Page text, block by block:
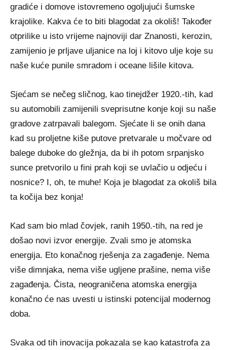
gradiće i domove istovremeno ogoljujući šumske
krajolike. Kakva će to biti blagodat za okoliš! Također
otprilike u isto vrijeme najnoviji dar Znanosti, kerozin,
zamijenio je prljave uljanice na loj i kitovo ulje koje su
naše kuće punile smradom i oceane lišile kitova.
Sjećam se nečeg sličnog, kao tinejdžer 1920.-tih, kad
su automobili zamijenili sveprisutne konje koji su naše
gradove zatrpavali balegom. Sjećate li se onih dana
kad su proljetne kiše putove pretvarale u močvare od
balege duboke do gležnja, da bi ih potom srpanjsko
sunce pretvorilo u fini prah koji se uvlačio u odjeću i
nosnice? I, oh, te muhe! Koja je blagodat za okoliš bila
ta kočija bez konja!
Kad sam bio mlad čovjek, ranih 1950.-tih, na red je
došao novi izvor energije. Zvali smo je atomska
energija. Eto konačnog rješenja za zagađenje. Nema
više dimnjaka, nema više ugljene prašine, nema više
zagađenja. Čista, neograničena atomska energija
konačno će nas uvesti u istinski potencijal modernog
doba.
Svaka od tih inovacija pokazala se kao katastrofa za